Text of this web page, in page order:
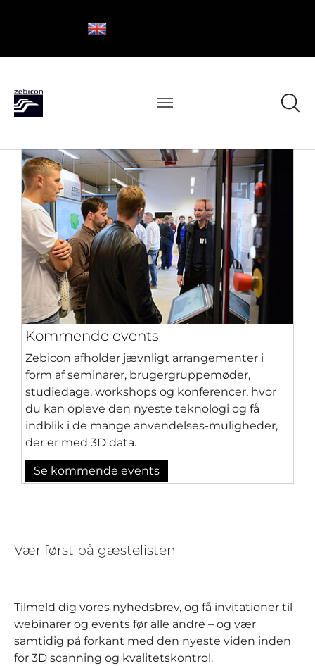
Kommende events
Zebicon afholder jævnligt arrangementer i
form af seminarer, brugergruppemøder,
studiedage, workshops og konferencer, hvor
du kan opleve den nyeste teknologi og få
indblik i de mange anvendelses-muligheder,
der er med 3D data.
Se kommende events
Vær først på gæstelisten
Tilmeld dig vores nyhedsbrev, og få invitationer til
webinarer og events før alle andre – og vær
samtidig på forkant med den nyeste viden inden
for 3D scanning og kvalitetskontrol.